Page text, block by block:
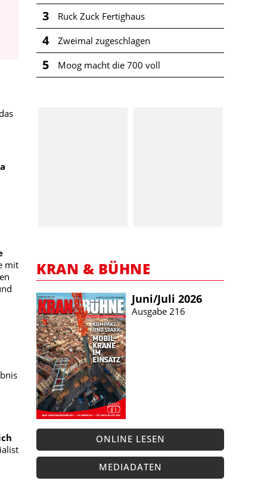
mit
3 Ruck Zuck Fertighaus
4 Zweimal zugeschlagen
5 Moog macht die 700 voll
KRAN & BÜHNE
Juni/​Juli 2026
Ausgabe 216
ONLINE LESEN
MEDIADATEN